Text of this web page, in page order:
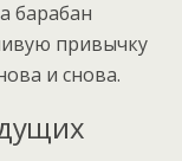
барабан
привычку
и снова.